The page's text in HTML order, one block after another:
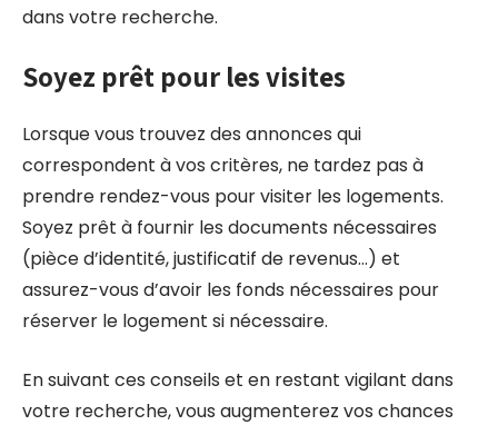
dans votre recherche.
Soyez prêt pour les visites
Lorsque vous trouvez des annonces qui
correspondent à vos critères, ne tardez pas à
prendre rendez-vous pour visiter les logements.
Soyez prêt à fournir les documents nécessaires
(pièce d’identité, justificatif de revenus…) et
assurez-vous d’avoir les fonds nécessaires pour
réserver le logement si nécessaire.
En suivant ces conseils et en restant vigilant dans
votre recherche, vous augmenterez vos chances